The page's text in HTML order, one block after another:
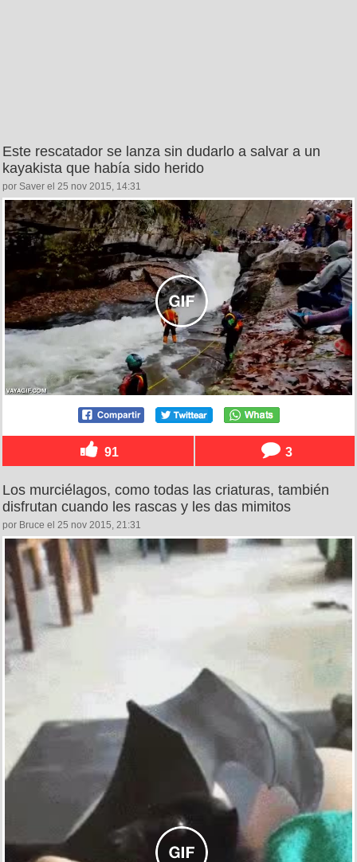
Este rescatador se lanza sin dudarlo a salvar a un
kayakista que había sido herido
por Saver el 25 nov 2015, 14:31
91 3
Los murciélagos, como todas las criaturas, también
disfrutan cuando les rascas y les das mimitos
por Bruce el 25 nov 2015, 21:31